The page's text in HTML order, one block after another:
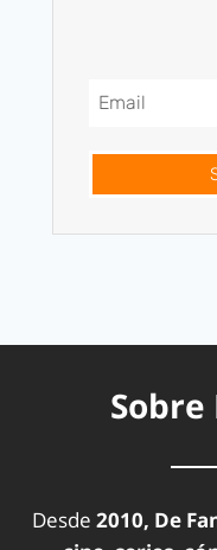
Sobre
Desde 2010, De